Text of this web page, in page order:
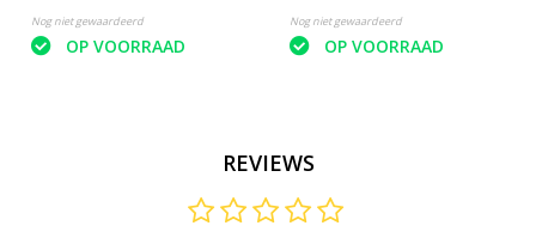
Nog niet gewaardeerd
OP VOORRAAD
Nog niet gewaardeerd
OP VOORRAAD
REVIEWS